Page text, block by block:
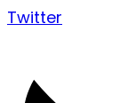
Twitter